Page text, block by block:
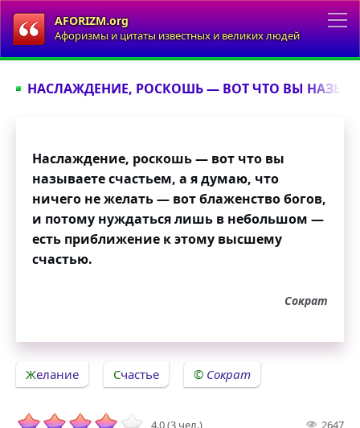
AFORIZM.org
Афоризмы и цитаты известных и великих людей
НАСЛАЖДЕНИЕ, РОСКОШЬ — ВОТ ЧТО ВЫ
Наслаждение, роскошь — вот что вы
называете счастьем, а я думаю, что
ничего не желать — вот блаженство богов,
и потому нуждаться лишь в небольшом —
есть приближение к этому высшему
счастью.
Сократ
Желание Счастье Сократ
4.0 (3 чел.) 2647